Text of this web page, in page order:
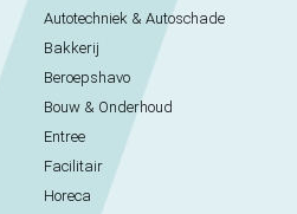
Autotechniek & Autoschade
Bakkerij
Beroepshavo
Bouw & Onderhoud
Entree
Facilitair
Horeca